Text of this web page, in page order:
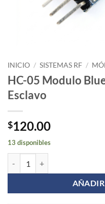
INICIO / SISTEMAS RF /
HC-05 Modulo
Esclavo
$120.00
13 disponibles